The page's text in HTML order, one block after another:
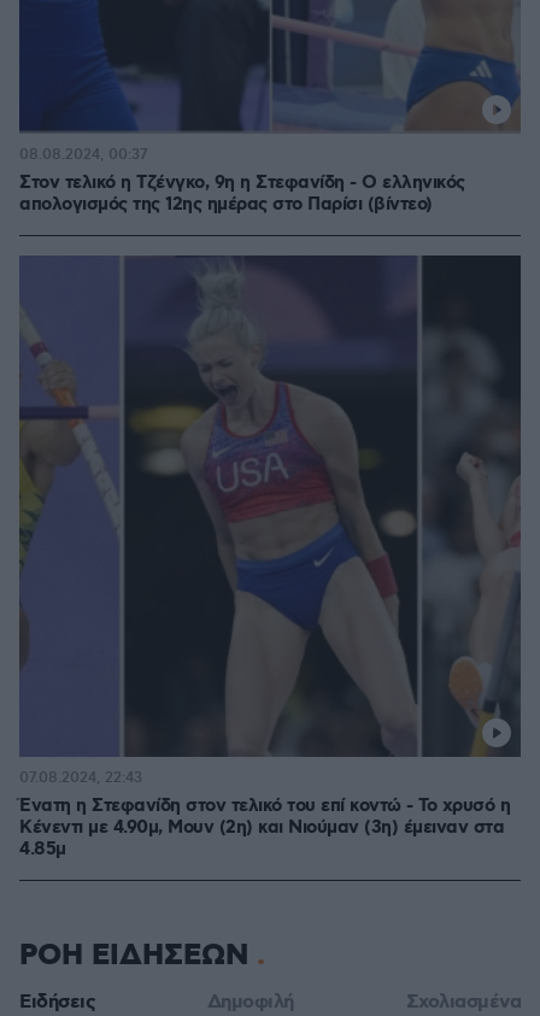
Στον τελικό η Τζένγκο, 9η η Στεφανίδη - Ο ελληνικός
απολογισμός της 12ης ημέρας στο Παρίσι (βίντεο)
08.08.2024, 00:37
Ένατη η Στεφανίδη στον τελικό του επί κοντώ - Το χρυσό η
Κένεντι με 4.90μ, Μουν (2η) και Νιούμαν (3η) έμειναν στα
4.85μ
07.08.2024, 22:43
ΡΟΗ ΕΙΔΗΣΕΩΝ
Ειδήσεις Δημοφιλή Σχολιασμένα